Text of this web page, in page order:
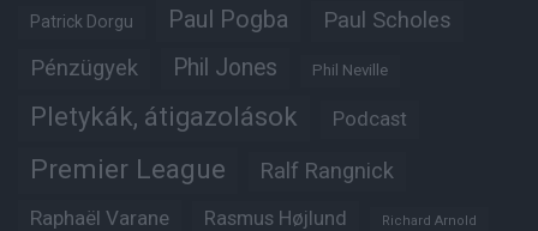
Patrick Dorgu Paul Pogba Paul Scholes
Pénzügyek Phil Jones Phil Neville
Pletykák, átigazolások Podcast
Premier League Ralf Rangnick
Raphaël Varane Rasmus Højlund Richard Arnold